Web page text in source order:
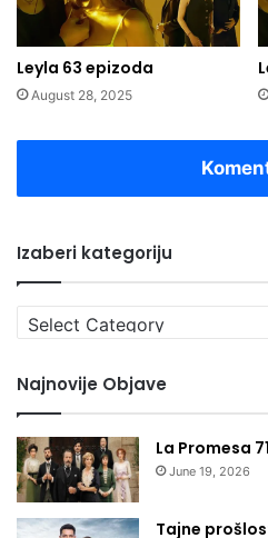
Leyla 63 epizoda
August 28, 2025
Izaberi kategoriju
Izaberi
kategoriju
Najnovije Objave
La Promesa
June 19, 2026
Tajne